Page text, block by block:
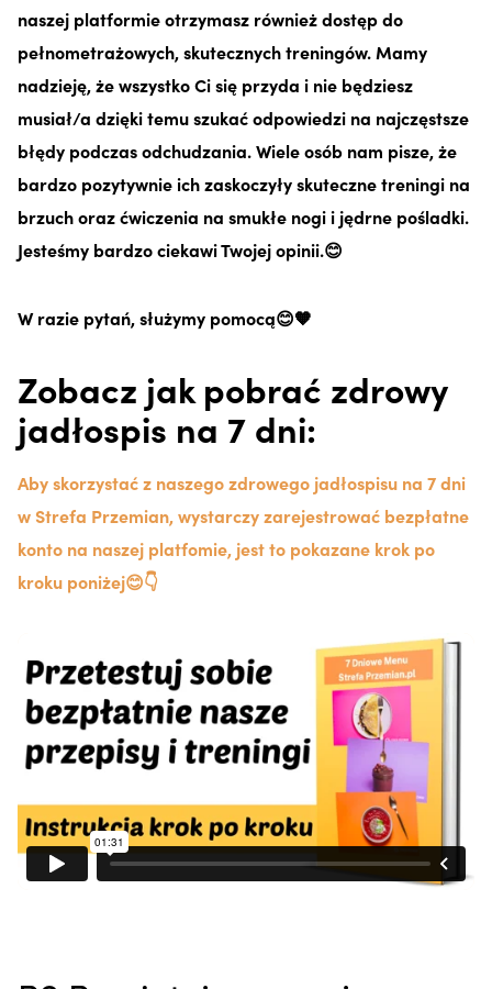
naszej platformie otrzymasz również dostęp do
pełnometrażowych, skutecznych treningów. Mamy
nadzieję, że wszystko Ci się przyda i nie będziesz
musiał/a dzięki temu szukać odpowiedzi na najczęstsze
błędy podczas odchudzania. Wiele osób nam pisze, że
bardzo pozytywnie ich zaskoczyły skuteczne treningi na
brzuch oraz ćwiczenia na smukłe nogi i jędrne pośladki.
Jesteśmy bardzo ciekawi Twojej opinii.😊
W razie pytań, służymy pomocą😊🧡
Zobacz jak pobrać zdrowy
jadłospis na 7 dni:
Aby skorzystać z naszego zdrowego jadłospisu na 7 dni
w Strefa Przemian, wystarczy zarejestrować bezpłatne
konto na naszej platfomie, jest to pokazane krok po
kroku poniżej😊👇